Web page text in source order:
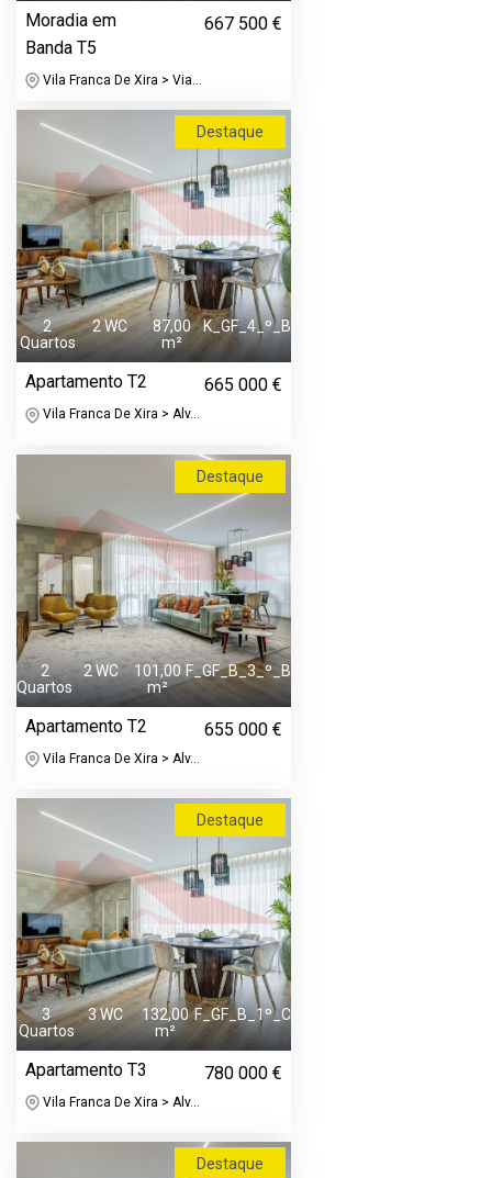
Moradia em
Banda T5
667 500 €
Vila Franca De Xira > Via...
Destaque
2
Quartos
2 WC
87,00
m²
K_GF_4_º_B
Apartamento T2 665 000 €
Vila Franca De Xira > Alv...
Destaque
2
Quartos
2 WC
101,00
m²
F_GF_B_3_º_B
Apartamento T2 655 000 €
Vila Franca De Xira > Alv...
Destaque
3
Quartos
3 WC
132,00
m²
F_GF_B_1º_C
Apartamento T3 780 000 €
Vila Franca De Xira > Alv...
Destaque